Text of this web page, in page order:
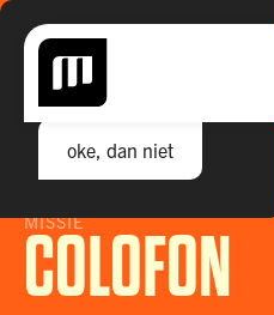
GEEN COOKIES HIER.
Daar had ik geen track in
oke, dan niet
MARK EIKEMA. AGENCY
MISSIE
COLOFON